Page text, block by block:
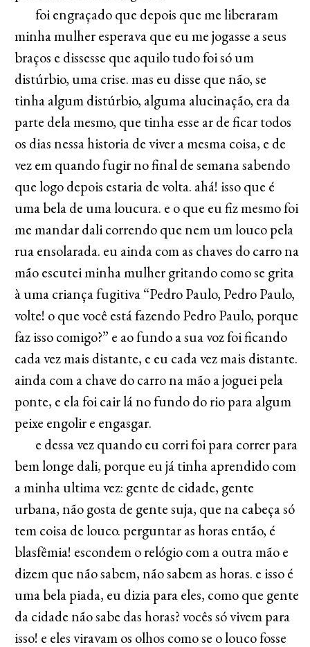
foi engraçado que depois que me liberaram
minha mulher esperava que eu me jogasse a seus
braços e dissesse que aquilo tudo foi só um
distúrbio, uma crise. mas eu disse que não, se
tinha algum distúrbio, alguma alucinação, era da
parte dela mesmo, que tinha esse ar de ficar todos
os dias nessa historia de viver a mesma coisa, e de
vez em quando fugir no final de semana sabendo
que logo depois estaria de volta. ahá! isso que é
uma bela de uma loucura. e o que eu fiz mesmo foi
me mandar dali correndo que nem um louco pela
rua ensolarada. eu ainda com as chaves do carro na
mão escutei minha mulher gritando como se grita
à uma criança fugitiva “Pedro Paulo, Pedro Paulo,
volte! o que você está fazendo Pedro Paulo, porque
faz isso comigo?” e ao fundo a sua voz foi ficando
cada vez mais distante, e eu cada vez mais distante.
ainda com a chave do carro na mão a joguei pela
ponte, e ela foi cair lá no fundo do rio para algum
peixe engolir e engasgar.
e dessa vez quando eu corri foi para correr para
bem longe dali, porque eu já tinha aprendido com
a minha ultima vez: gente de cidade, gente
urbana, não gosta de gente suja, que na cabeça só
tem coisa de louco. perguntar as horas então, é
blasfêmia! escondem o relógio com a outra mão e
dizem que não sabem, não sabem as horas. e isso é
uma bela piada, eu dizia para eles, como que gente
da cidade não sabe das horas? vocês só vivem para
isso! e eles viravam os olhos como se o louco fosse